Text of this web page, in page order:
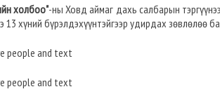
холбоо"-ны Ховд аймаг дахь салбарын
13 хүний бүрэлдэхүүнтэйгээр удирдах зөвлөлөө